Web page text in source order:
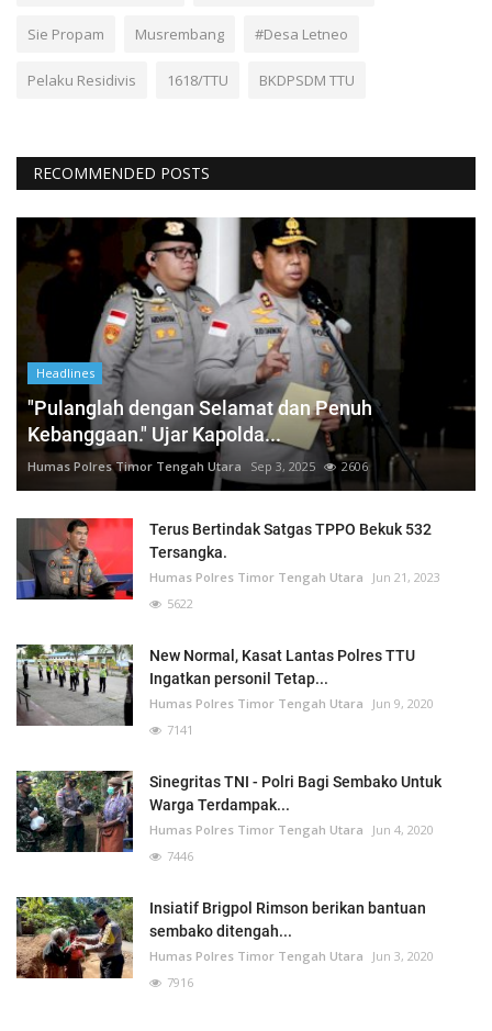
Sie Propam Musrembang #Desa Letneo
Pelaku Residivis 1618/TTU BKDPSDM TTU
RECOMMENDED POSTS
Headlines
"Pulanglah dengan Selamat dan Penuh
Kebanggaan." Ujar Kapolda...
Humas Polres Timor Tengah Utara Sep 3, 2025 2606
Terus Bertindak Satgas TPPO Bekuk 532
Tersangka.
Humas Polres Timor Tengah Utara
Jun 21, 2023
5622
New Normal, Kasat Lantas Polres TTU
Ingatkan personil Tetap...
Humas Polres Timor Tengah Utara
Jun 9, 2020
7141
Sinegritas TNI - Polri Bagi Sembako Untuk
Warga Terdampak...
Humas Polres Timor Tengah Utara
Jun 4, 2020
7446
Insiatif Brigpol Rimson berikan bantuan
sembako ditengah...
Humas Polres Timor Tengah Utara
Jun 3, 2020
7916